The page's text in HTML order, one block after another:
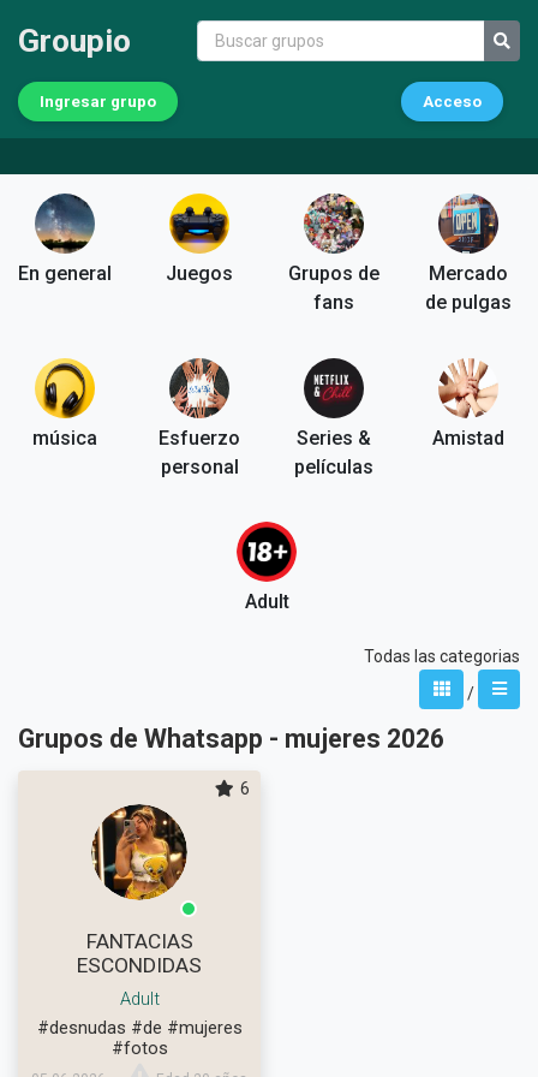
Groupio
Ingresar grupo Acceso
En general Juegos
Grupos de
fans
Mercado
de pulgas
música
Esfuerzo
personal
Series &
películas
Amistad
Adult
Todas las categorias
/
Grupos de Whatsapp - mujeres 2026
6
FANTACIAS
ESCONDIDAS
Adult
#desnudas #de #mujeres
#fotos